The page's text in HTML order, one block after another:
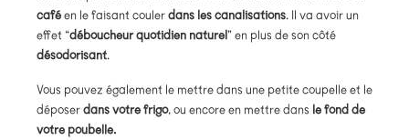
caféen le faisant coulerdans les canalisations. Il va avoir un
effet “déboucheur quotidien naturel” en plus de son côté
désodorisant.
Vous pouvez également le mettre dans une petite coupelle et le
déposerdans votre frigo, ou encore en mettre dans le fond de
votre poubelle.